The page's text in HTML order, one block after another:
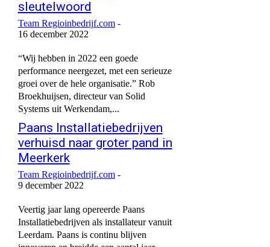
sleutelwoord
Team Regioinbedrijf.com -
16 december 2022
“Wij hebben in 2022 een goede
performance neergezet, met een serieuze
groei over de hele organisatie.” Rob
Broekhuijsen, directeur van Solid
Systems uit Werkendam,...
Paans Installatiebedrijven
verhuisd naar groter pand in
Meerkerk
Team Regioinbedrijf.com -
9 december 2022
Veertig jaar lang opereerde Paans
Installatiebedrijven als installateur vanuit
Leerdam. Paans is continu blijven